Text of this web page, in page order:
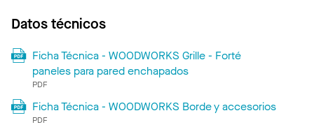
Datos técnicos
Ficha Técnica - WOODWORKS Grille - Forté
paneles para pared enchapados
PDF
Ficha Técnica - WOODWORKS Borde y accesorios
PDF